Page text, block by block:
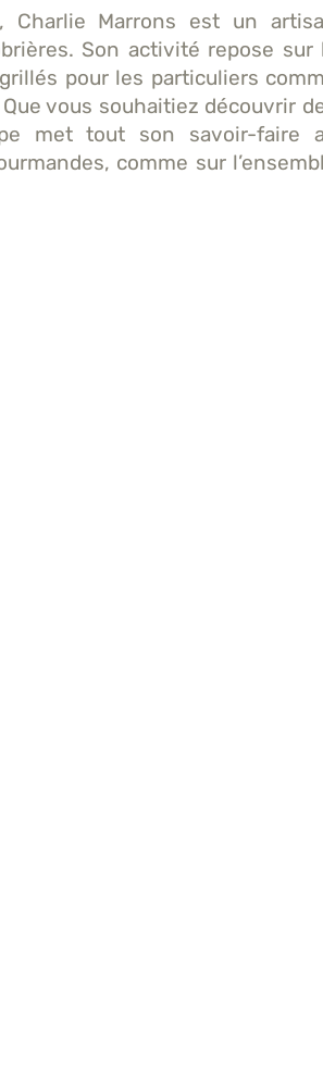
Charlie Marrons est un
Son activité repose sur
pour les particuliers
vous souhaitiez découvrir
met tout son savoir-faire
comme sur